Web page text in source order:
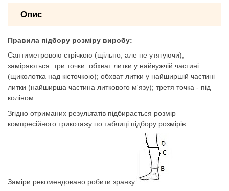
Опис
Правила підбору розміру виробу:
Сантиметровою стрічкою (щільно, але не утягуючи),
заміряються три точки: обхват литки у найвужчій частині
(щиколотка над кісточкою); обхват литки у найширшій частині
литки (найширша частина литкового м'язу); третя точка - під
коліном.
Згідно отриманих результатів підбирається розмір
компресійного трикотажу по таблиці підбору розмірів.
Заміри рекомендовано робити зранку.